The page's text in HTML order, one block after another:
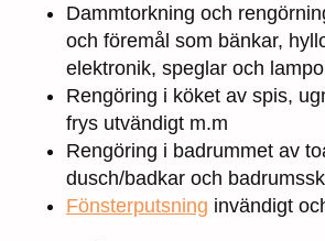
Dammtorkning och
och föremål som bänkar,
elektronik, speglar och
Rengöring i köket av spis,
frys utvändigt m.m
Rengöring i badrummet av
dusch/badkar och
Fönsterputsning invändigt